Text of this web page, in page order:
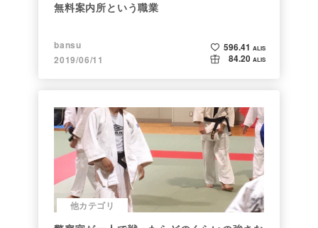
無料案内所という職業
bansu
2019/06/11
596.41 ALIS
84.20 ALIS
他カテゴリ